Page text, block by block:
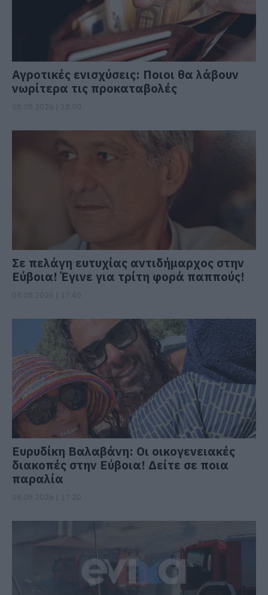
Αγροτικές ενισχύσεις: Ποιοι θα λάβουν
νωρίτερα τις προκαταβολές
Σε πελάγη ευτυχίας αντιδήμαρχος στην
Εύβοια! Έγινε για τρίτη φορά παππούς!
Ευρυδίκη Βαλαβάνη: Οι οικογενειακές
διακοπές στην Εύβοια! Δείτε σε ποια
παραλία